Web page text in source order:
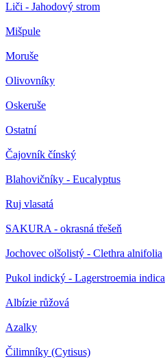
Liči - Jahodový strom
Mišpule
Moruše
Olivovníky
Oskeruše
Ostatní
Čajovník čínský
Blahovičníky - Eucalyptus
Ruj vlasatá
SAKURA - okrasná třešeň
Jochovec olšolistý - Clethra alnifolia
Pukol indický - Lagerstroemia indica
Albízie růžová
Azalky
Čilimníky (Cytisus)